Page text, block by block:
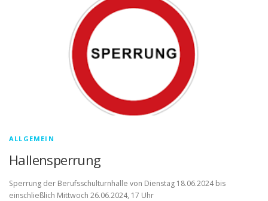
ALLGEMEIN
Hallensperrung
Sperrung der Berufsschulturnhalle von Dienstag 18.06.2024 bis
einschließlich Mittwoch 26.06.2024, 17 Uhr